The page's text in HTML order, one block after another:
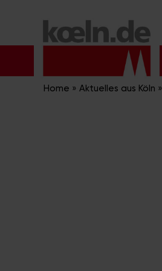
Inhalt
Home » Aktuelles aus Köln »